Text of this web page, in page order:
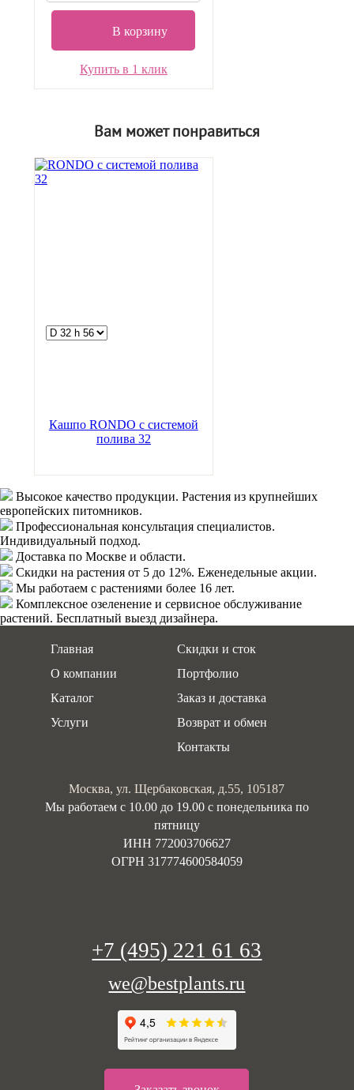
В корзину
Купить в 1 клик
Вам может понравиться
Кашпо RONDO с системой
полива 32
Высокое качество продукции. Растения из крупнейших
европейских питомников.
Профессиональная консультация специалистов.
Индивидуальный подход.
Доставка по Москве и области.
Скидки на растения от 5 до 12%. Еженедельные акции.
Мы работаем с растениями более 16 лет.
Комплексное озеленение и сервисное обслуживание
растений. Бесплатный выезд дизайнера.
Главная
О компании
Каталог
Услуги
Скидки и сток
Портфолио
Заказ и доставка
Возврат и обмен
Контакты
Москва, ул. Щербаковская, д.55, 105187
Мы работаем с 10.00 до 19.00 c понедельника по
пятницу
ИНН 772003706627
ОГРН 317774600584059
+7 (495) 221 61 63
we@bestplants.ru